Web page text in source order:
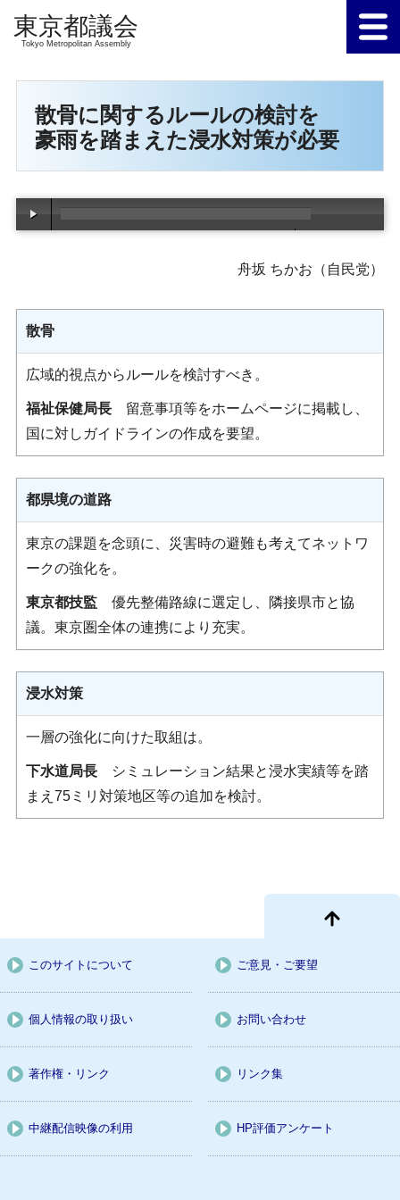
Tokyo Metropolitan Assembly
散骨に関するルールの検討を
豪雨を踏まえた浸水対策が必要
舟坂 ちかお（自民党）
散骨
広域的視点からルールを検討すべき。
福祉保健局長留意事項等をホームページに掲載し、
国に対しガイドラインの作成を要望。
都県境の道路
東京の課題を念頭に、災害時の避難も考えてネットワ
ークの強化を。
東京都技監優先整備路線に選定し、隣接県市と協
議。東京圏全体の連携により充実。
浸水対策
一層の強化に向けた取組は。
下水道局長シミュレーション結果と浸水実績等を踏
まえ75ミリ対策地区等の追加を検討。
このサイトについて ご意見・ご要望
個人情報の取り扱い お問い合わせ
著作権・リンク リンク集
中継配信映像の利用 HP評価アンケート